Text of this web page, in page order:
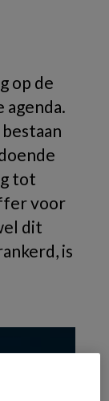
op de
agenda.
tot
voor
dit
is